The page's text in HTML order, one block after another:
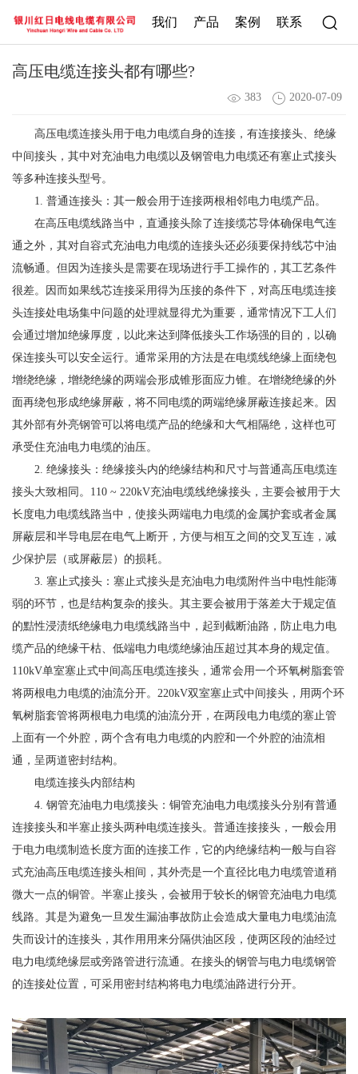
我们 产品 案例 联系
高压电缆连接头都有哪些?
383 2020-07-09
高压电缆连接头用于电力电缆自身的连接，有连接接头、绝缘
中间接头，其中对充油电力电缆以及钢管电力电缆还有塞止式接头
等多种连接头型号。
1. 普通连接头：其一般会用于连接两根相邻电力电缆产品。
在高压电缆线路当中，直通接头除了连接缆芯导体确保电气连
通之外，其对自容式充油电力电缆的连接头还必须要保持线芯中油
流畅通。但因为连接头是需要在现场进行手工操作的，其工艺条件
很差。因而如果线芯连接采用得为压接的条件下，对高压电缆连接
头连接处电场集中问题的处理就显得尤为重要，通常情况下工人们
会通过增加绝缘厚度，以此来达到降低接头工作场强的目的，以确
保连接头可以安全运行。通常采用的方法是在电缆线绝缘上面绕包
增绕绝缘，增绕绝缘的两端会形成锥形面应力锥。在增绕绝缘的外
面再绕包形成绝缘屏蔽，将不同电缆的两端绝缘屏蔽连接起来。因
其外部有外亮钢管可以将电缆产品的绝缘和大气相隔绝，这样也可
承受住充油电力电缆的油压。
2. 绝缘接头：绝缘接头内的绝缘结构和尺寸与普通高压电缆连
接头大致相同。110 ~ 220kV充油电缆线绝缘接头，主要会被用于大
长度电力电缆线路当中，使接头两端电力电缆的金属护套或者金属
屏蔽层和半导电层在电气上断开，方便与相互之间的交叉互连，减
少保护层（或屏蔽层）的损耗。
3. 塞止式接头：塞止式接头是充油电力电缆附件当中电性能薄
弱的环节，也是结构复杂的接头。其主要会被用于落差大于规定值
的黠性浸渍纸绝缘电力电缆线路当中，起到截断油路，防止电力电
缆产品的绝缘干枯、低端电力电缆绝缘油压超过其本身的规定值。
110kV单室塞止式中间高压电缆连接头，通常会用一个环氧树脂套管
将两根电力电缆的油流分开。220kV双室塞止式中间接头，用两个环
氧树脂套管将两根电力电缆的油流分开，在两段电力电缆的塞止管
上面有一个外腔，两个含有电力电缆的内腔和一个外腔的油流相
通，呈两道密封结构。
电缆连接头内部结构
4. 钢管充油电力电缆接头：铜管充油电力电缆接头分别有普通
连接接头和半塞止接头两种电缆连接头。普通连接接头，一般会用
于电力电缆制造长度方面的连接工作，它的内绝缘结构一般与自容
式充油高压电缆连接头相间，其外壳是一个直径比电力电缆管道稍
微大一点的铜管。半塞止接头，会被用于较长的钢管充油电力电缆
线路。其是为避免一旦发生漏油事故防止会造成大量电力电缆油流
失而设计的连接头，其作用用来分隔供油区段，使两区段的油经过
电力电缆绝缘层或旁路管进行流通。在接头的钢管与电力电缆钢管
的连接处位置，可采用密封结构将电力电缆油路进行分开。